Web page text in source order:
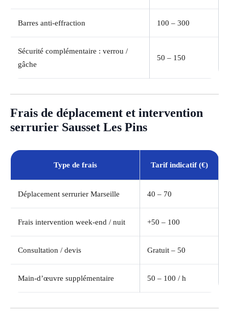
Barres anti-effraction 100 – 300
Sécurité complémentaire : verrou /
gâche
50 – 150
Frais de déplacement et intervention
serrurier Sausset Les Pins
Type de frais Tarif indicatif (€)
Déplacement serrurier Marseille 40 – 70
Frais intervention week-end / nuit +50 – 100
Consultation / devis Gratuit – 50
Main-d’œuvre supplémentaire 50 – 100 / h